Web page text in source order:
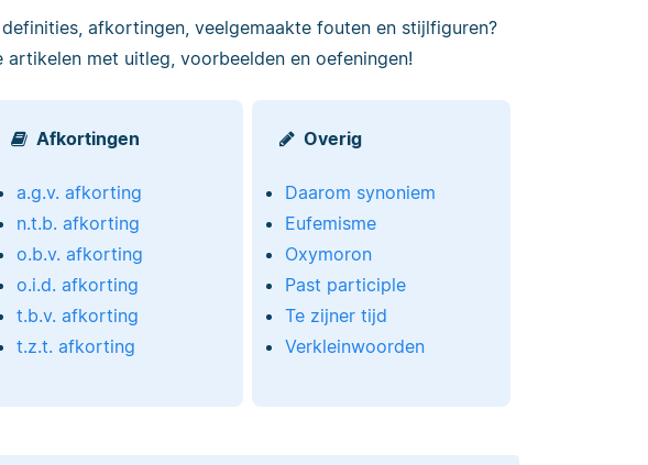
afkortingen, veelgemaakte fouten en stijlfiguren?
artikelen met uitleg, voorbeelden en oefeningen!
Afkortingen
a.g.v. afkorting
n.t.b. afkorting
o.b.v. afkorting
o.i.d. afkorting
t.b.v. afkorting
t.z.t. afkorting
Overig
Daarom synoniem
Eufemisme
Oxymoron
Past participle
Te zijner tijd
Verkleinwoorden